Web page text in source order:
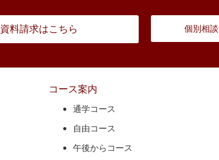
資料請求はこちら 個別相
コース案内
通学コース
自由コース
午後からコース